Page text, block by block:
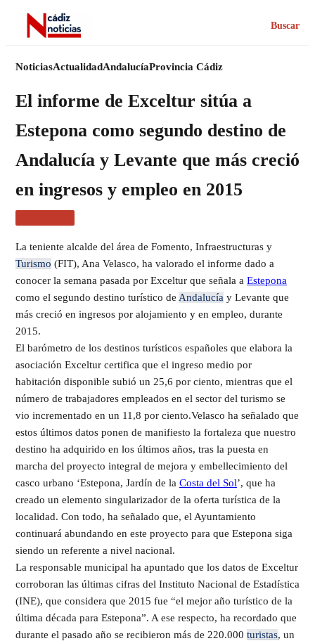
Buscar
NoticiasActualidadAndalucíaProvincia Cádiz
El informe de Exceltur sitúa a
Estepona como segundo destino de
Andalucía y Levante que más creció
en ingresos y empleo en 2015
La teniente alcalde del área de Fomento, Infraestructuras y
Turismo (FIT), Ana Velasco, ha valorado el informe dado a
conocer la semana pasada por Exceltur que señala a Estepona
como el segundo destino turístico de Andalucía y Levante que
más creció en ingresos por alojamiento y en empleo, durante
2015.
El barómetro de los destinos turísticos españoles que elabora la
asociación Exceltur certifica que el ingreso medio por
habitación disponible subió un 25,6 por ciento, mientras que el
número de trabajadores empleados en el sector del turismo se
vio incrementado en un 11,8 por ciento.Velasco ha señalado que
estos últimos datos ponen de manifiesto la fortaleza que nuestro
destino ha adquirido en los últimos años, tras la puesta en
marcha del proyecto integral de mejora y embellecimiento del
casco urbano ‘Estepona, Jardín de la Costa del Sol’, que ha
creado un elemento singularizador de la oferta turística de la
localidad. Con todo, ha señalado que, el Ayuntamiento
continuará abundando en este proyecto para que Estepona siga
siendo un referente a nivel nacional.
La responsable municipal ha apuntado que los datos de Exceltur
corroboran las últimas cifras del Instituto Nacional de Estadística
(INE), que considera que 2015 fue “el mejor año turístico de la
última década para Estepona”. A ese respecto, ha recordado que
durante el pasado año se recibieron más de 220.000 turistas, un